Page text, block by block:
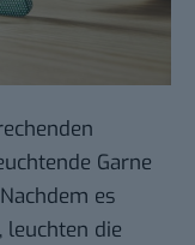
Garne
es
leuchten die